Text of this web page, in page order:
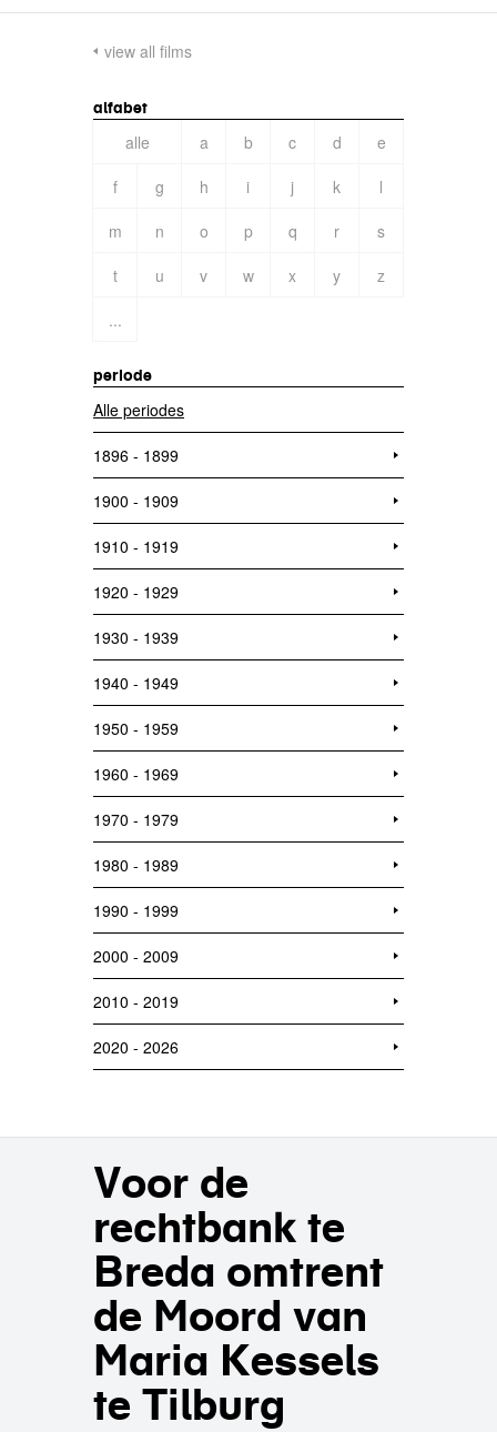
view all films
alfabet
alle a b c d
e
f
g h i j k
l
m
n o p q r
s
t
u v w x y
z
...
periode
Alle periodes
1896 - 1899
1900 - 1909
1910 - 1919
1920 - 1929
1930 - 1939
1940 - 1949
1950 - 1959
1960 - 1969
1970 - 1979
1980 - 1989
1990 - 1999
2000 - 2009
2010 - 2019
2020 - 2026
Voor de
rechtbank te
Breda omtrent
de Moord van
Maria Kessels
te Tilburg